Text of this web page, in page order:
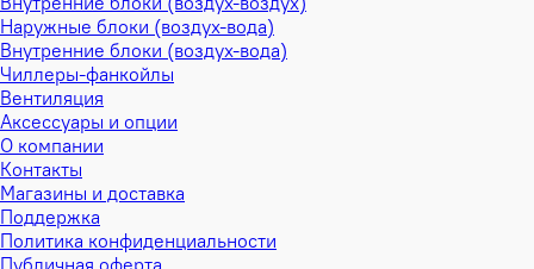
Наружные блоки (воздух-вода)
Внутренние блоки (воздух-вода)
Чиллеры-фанкойлы
Вентиляция
Аксессуары и опции
О компании
Контакты
Магазины и доставка
Поддержка
Политика конфиденциальности
Публичная оферта